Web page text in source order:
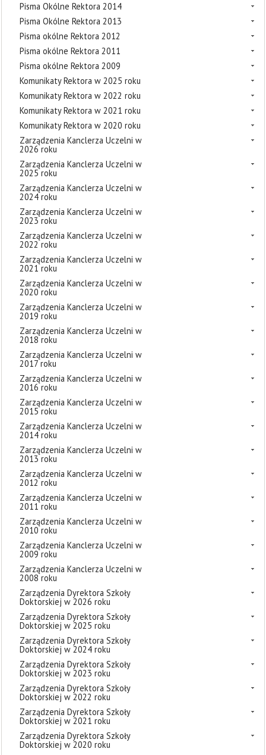
Pisma Okólne Rektora 2014
Pisma Okólne Rektora 2013
Pisma okólne Rektora 2012
Pisma okólne Rektora 2011
Pisma okólne Rektora 2009
Komunikaty Rektora w 2025 roku
Komunikaty Rektora w 2022 roku
Komunikaty Rektora w 2021 roku
Komunikaty Rektora w 2020 roku
Zarządzenia Kanclerza Uczelni w
2026 roku
Zarządzenia Kanclerza Uczelni w
2025 roku
Zarządzenia Kanclerza Uczelni w
2024 roku
Zarządzenia Kanclerza Uczelni w
2023 roku
Zarządzenia Kanclerza Uczelni w
2022 roku
Zarządzenia Kanclerza Uczelni w
2021 roku
Zarządzenia Kanclerza Uczelni w
2020 roku
Zarządzenia Kanclerza Uczelni w
2019 roku
Zarządzenia Kanclerza Uczelni w
2018 roku
Zarządzenia Kanclerza Uczelni w
2017 roku
Zarządzenia Kanclerza Uczelni w
2016 roku
Zarządzenia Kanclerza Uczelni w
2015 roku
Zarządzenia Kanclerza Uczelni w
2014 roku
Zarządzenia Kanclerza Uczelni w
2013 roku
Zarządzenia Kanclerza Uczelni w
2012 roku
Zarządzenia Kanclerza Uczelni w
2011 roku
Zarządzenia Kanclerza Uczelni w
2010 roku
Zarządzenia Kanclerza Uczelni w
2009 roku
Zarządzenia Kanclerza Uczelni w
2008 roku
Zarządzenia Dyrektora Szkoły
Doktorskiej w 2026 roku
Zarządzenia Dyrektora Szkoły
Doktorskiej w 2025 roku
Zarządzenia Dyrektora Szkoły
Doktorskiej w 2024 roku
Zarządzenia Dyrektora Szkoły
Doktorskiej w 2023 roku
Zarządzenia Dyrektora Szkoły
Doktorskiej w 2022 roku
Zarządzenia Dyrektora Szkoły
Doktorskiej w 2021 roku
Zarządzenia Dyrektora Szkoły
Doktorskiej w 2020 roku